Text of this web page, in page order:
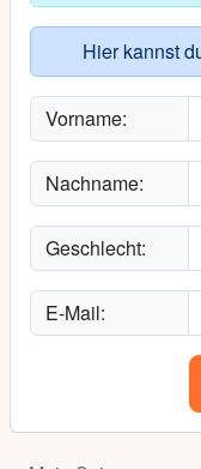
Hier kannst
Vorname:
Nachname:
Geschlecht:
E-Mail: